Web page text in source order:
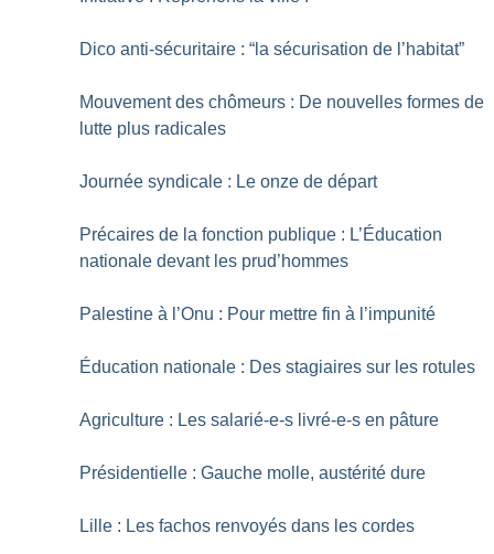
Dico anti-sécuritaire : “la sécurisation de l’habitat”
Mouvement des chômeurs : De nouvelles formes de
lutte plus radicales
Journée syndicale : Le onze de départ
Précaires de la fonction publique : L’Éducation
nationale devant les prud’hommes
Palestine à l’Onu : Pour mettre fin à l’impunité
Éducation nationale : Des stagiaires sur les rotules
Agriculture : Les salarié-e-s livré-e-s en pâture
Présidentielle : Gauche molle, austérité dure
Lille : Les fachos renvoyés dans les cordes